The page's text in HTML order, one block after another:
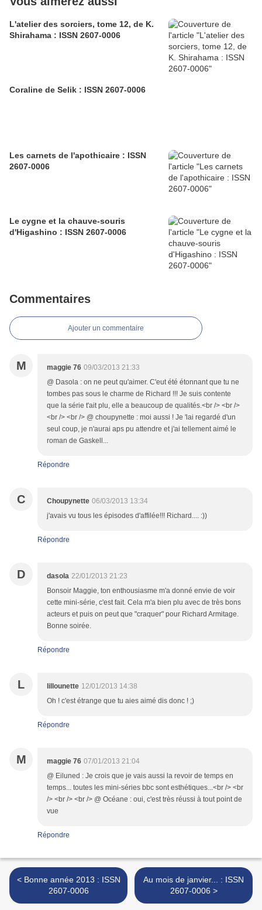
L'atelier des sorciers, tome 12, de K.
Shirahama : ISSN 2607-0006
Coraline de Selik : ISSN 2607-0006
Les carnets de l'apothicaire : ISSN
2607-0006
Le cygne et la chauve-souris
d'Higashino : ISSN 2607-0006
Commentaires
Ajouter un commentaire
M maggie 76 09/03/2013 21:33
@ Dasola : on ne peut qu'aimer. C'eut été étonnant que tu ne
tombes pas sous le charme de Richard !!! Je suis contente
que la série t'ait plu, elle a beaucoup de qualités.<br /> <br />
<br /> <br /> @ choupynette : moi aussi ! Je 'lai regardé d'un
seul coup, je n'aurai aps pu attendre et j'ai tellement aimé le
roman de Gaskell...
Répondre
C Choupynette 06/03/2013 13:34
j'avais vu tous les épisodes d'affilée!!! Richard.... :))
Répondre
D dasola 22/01/2013 21:23
Bonsoir Maggie, ton enthousiasme m'a donné envie de voir
cette mini-série, c'est fait. Cela m'a bien plu avec de très bons
acteurs et puis on peut que "craquer" pour Richard Armitage.
Bonne soirée.
Répondre
L lillounette 12/01/2013 14:38
Oh ! c'est étrange que tu aies aimé dis donc ! ;)
Répondre
M maggie 76 07/01/2013 21:04
@ Eiluned : Je crois que je vais aussi la revoir de temps en
temps... toutes les mini-séries bbc sont esthétiques...<br /> <br
/> <br /> <br /> @ Océane : oui, c'est très réussi à tout point de
vue
Répondre
< Bonne année 2013 : ISSN
2607-0006
Au mois de janvier... : ISSN
2607-0006 >